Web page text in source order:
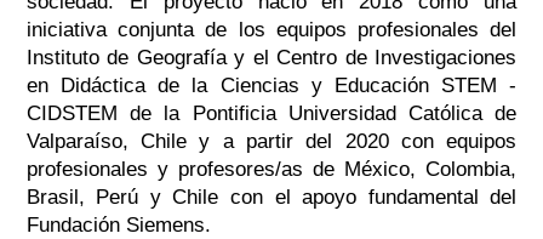
iniciativa conjunta de los equipos profesionales del
Instituto de Geografía y el Centro de Investigaciones
en Didáctica de la Ciencias y Educación STEM -
CIDSTEM de la Pontificia Universidad Católica de
Valparaíso, Chile y a partir del 2020 con equipos
profesionales y profesores/as de México, Colombia,
Brasil, Perú y Chile con el apoyo fundamental del
Fundación Siemens.